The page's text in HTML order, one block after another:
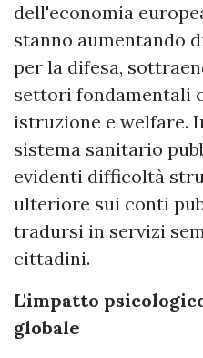
dell'economia
stanno aumentando
per la difesa,
settori fondamentali
istruzione e welfare.
sistema sanitario
evidenti difficoltà
ulteriore sui conti
tradursi in servizi
cittadini.
L'impatto
globale